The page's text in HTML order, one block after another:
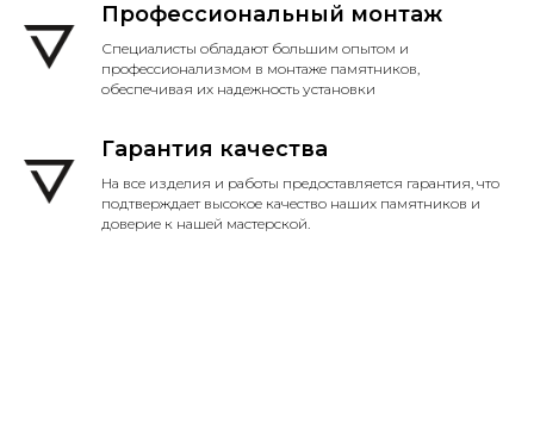
Профессиональный монтаж
Специалисты обладают большим опытом и
профессионализмом в монтаже памятников,
обеспечивая их надежность установки
Гарантия качества
На все изделия и работы предоставляется гарантия, что
подтверждает высокое качество наших памятников и
доверие к нашей мастерской.